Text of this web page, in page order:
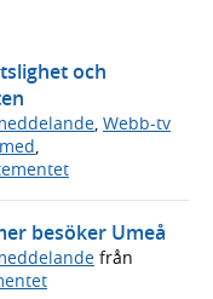
och
, Webb-tv
,
besöker Umeå
från